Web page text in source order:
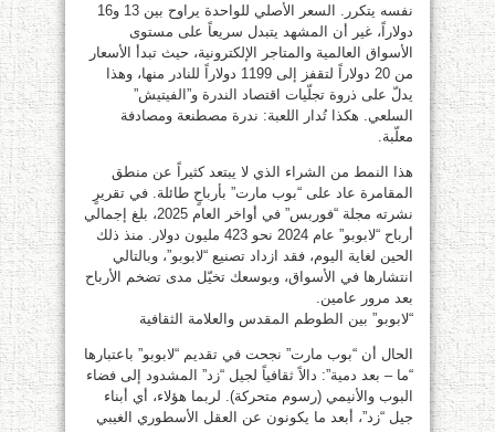
نفسه يتكرر. السعر الأصلي للواحدة يراوح بين 13 و16
دولاراً، غير أن المشهد يتبدل سريعاً على مستوى
الأسواق العالمية والمتاجر الإلكترونية، حيث تبدأ الأسعار
من 20 دولاراً لتقفز إلى 1199 دولاراً للنادر منها، وهذا
يدلّ على ذروة تجلّيات اقتصاد الندرة و”الفيتيش”
السلعي. هكذا تُدار اللعبة: ندرة مصطنعة ومصادفة
معلّبة.
هذا النمط من الشراء الذي لا يبتعد كثيراً عن منطق
المقامرة عاد على “بوب مارت” بأرباحٍ طائلة. في تقريرٍ
نشرته مجلة “فوربس” في أواخر العام 2025، بلغ إجمالي
أرباح “لابوبو” عام 2024 نحو 423 مليون دولار. منذ ذلك
الحين لغاية اليوم، فقد ازداد تصنيع “لابوبو”، وبالتالي
انتشارها في الأسواق، وبوسعك تخيّل مدى تضخم الأرباح
بعد مرور عامين.
“لابوبو” بين الطوطم المقدس والعلامة الثقافية
الحال أن “بوب مارت” نجحت في تقديم “لابوبو” باعتبارها
“ما – بعد دمية”: دالاً ثقافياً لجيل “زد” المشدود إلى فضاء
البوب والأنيمي (رسوم متحركة). لربما هؤلاء، أي أبناء
جيل “زد”، أبعد ما يكونون عن العقل الأسطوري الغيبي